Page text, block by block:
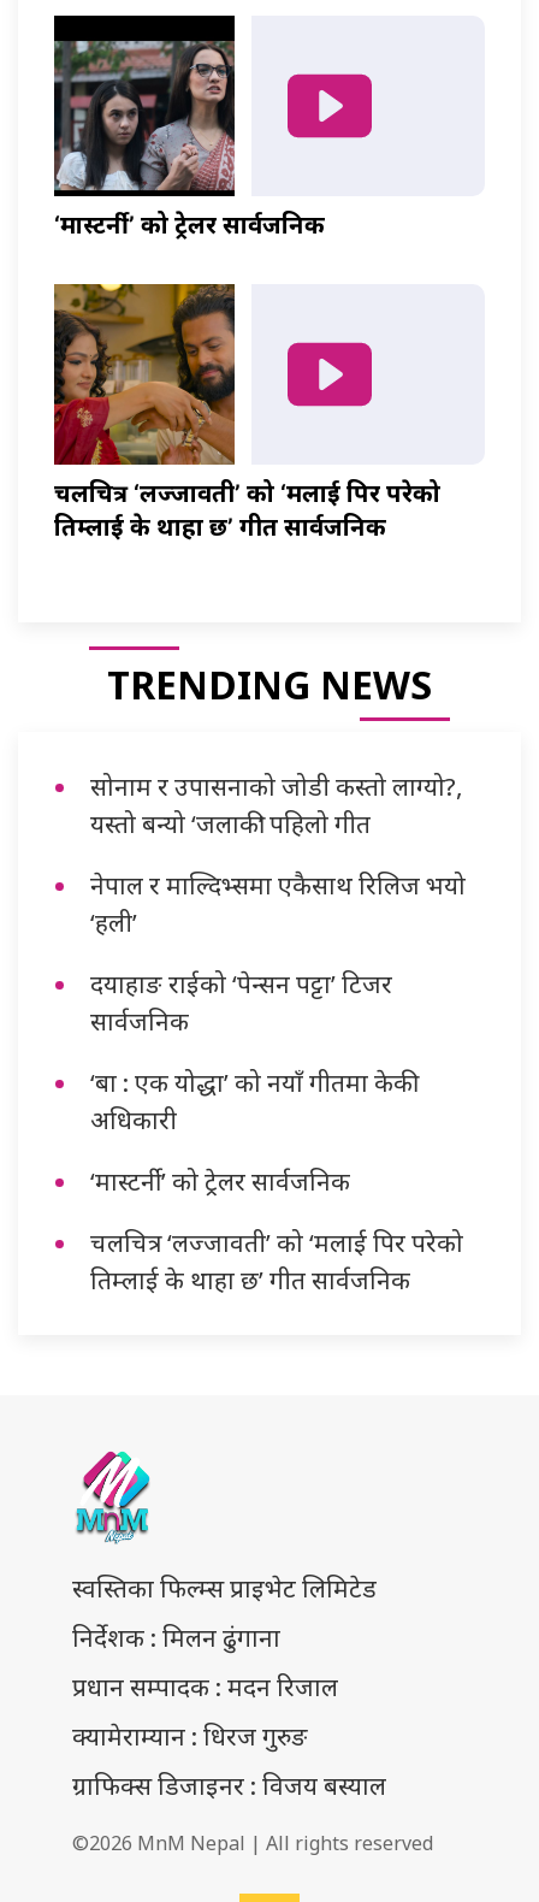
‘मास्टर्नी’ को ट्रेलर सार्वजनिक
चलचित्र ‘लज्जावती’ को ‘मलाई पिर परेको
तिम्लाई के थाहा छ’ गीत सार्वजनिक
TRENDING NEWS
सोनाम र उपासनाको जोडी कस्तो लाग्यो?,
यस्तो बन्यो ‘जलाकी’ पहिलो गीत
नेपाल र माल्दिभ्समा एकैसाथ रिलिज भयो
‘हली’
दयाहाङ राईको ‘पेन्सन पट्टा’ टिजर
सार्वजनिक
‘बा : एक योद्धा’ को नयाँ गीतमा केकी
अधिकारी
‘मास्टर्नी’ को ट्रेलर सार्वजनिक
चलचित्र ‘लज्जावती’ को ‘मलाई पिर परेको
तिम्लाई के थाहा छ’ गीत सार्वजनिक
स्वस्तिका फिल्म्स प्राइभेट लिमिटेड
निर्देशक : मिलन ढुंगाना
प्रधान सम्पादक : मदन रिजाल
क्यामेराम्यान : धिरज गुरुङ
ग्राफिक्स डिजाइनर : विजय बस्याल
©2026 MnM Nepal | All rights reserved